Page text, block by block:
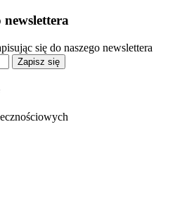
newslettera
się do naszego newslettera
Zapisz się